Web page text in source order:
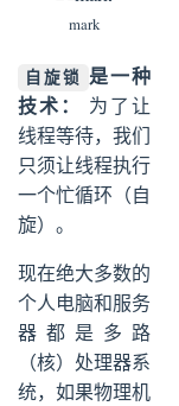
mark
自旋锁
是一种
技术：
为了让
线程等待，我们
只须让线程执行
一个忙循环（自
旋）。
现在绝大多数的
个人电脑和服务
器都是多路
（核）处理器系
统，如果物理机